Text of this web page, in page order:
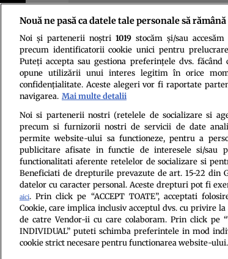
Citarea se poate face în limita a 250 de semne.
Nouă ne pasă ca datele tale personale să
Noi și partenerii noștri 1019stocăm și/sau
precum identificatorii cookie unici pentru
Puteți accepta sau gestiona preferințele dvs.
opune utilizării unui interes legitim în orice
confidențialitate. Aceste alegeri vor fi raportate
navigarea. Mai multe detalii
Noi si partenerii nostri (retelele de socializare si
precum si furnizorii nostri de servicii de date
permite website-ului sa functioneze, pentru a
publicitare afisate in functie de interesele si/sau
functionalitati aferente retelelor de socializare si
Beneficiati de drepturile prevazute de art. 15-22 din
datelor cu caracter personal. Aceste drepturi pot fi
aici. Prin click pe “ACCEPT TOATE”, acceptati
Cookie, care implica inclusiv acceptul dvs. cu privire
de catre Vendor-ii cu care colaboram. Prin click pe
INDIVIDUAL” puteti schimba preferintele in mod
cookie strict necesare pentru functionarea website-ului.